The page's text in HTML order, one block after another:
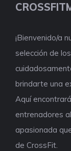
¡Bienvenido/a
selección de
brindarte una
Aquí
entrenadores
apasionada
de CrossFit.